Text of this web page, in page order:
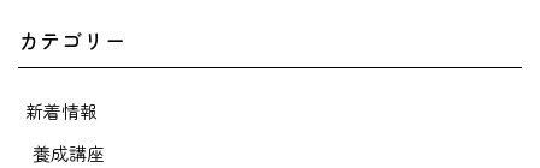
カテゴリー
新着情報
養成講座